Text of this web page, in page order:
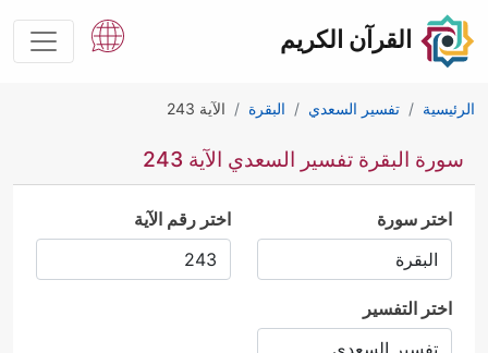
القرآن الكريم
الرئيسية تفسير السعدي البقرة الآية 243
سورة البقرة تفسير السعدي الآية 243
اختر سورة اختر رقم الآية
اختر التفسير